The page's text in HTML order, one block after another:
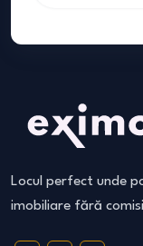
Locul perfect unde
imobiliare fără